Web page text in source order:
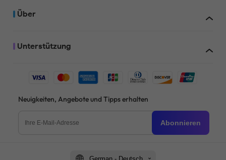
Über
Unterstützung
Neuigkeiten, Angebote und Tipps erhalten
Abonnieren